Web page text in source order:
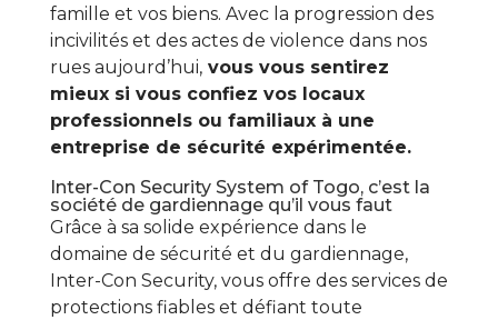
famille et vos biens. Avec la progression des
incivilités et des actes de violence dans nos
rues aujourd’hui,vous vous sentirez
mieux si vous confiez vos locaux
professionnels ou familiaux à une
entreprise de sécurité expérimentée.
Inter-Con Security System of Togo, c’est la
société de gardiennage qu’il vous faut
Grâce à sa solide expérience dans le
domaine de sécurité et du gardiennage,
Inter-Con Security, vous offre des services de
protections fiables et défiant toute